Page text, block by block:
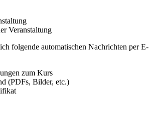
Veranstaltung
folgende automatischen Nachrichten per E-
zum Kurs
(PDFs, Bilder, etc.)